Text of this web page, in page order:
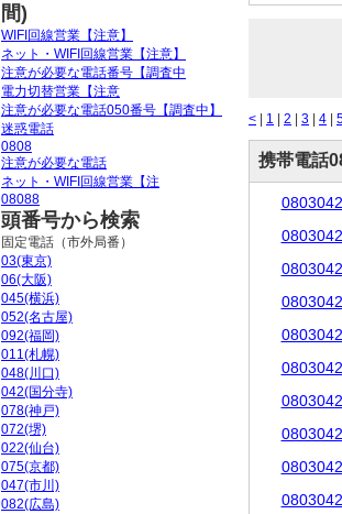
< 1 2 3 4
携帯電話
間)
WIFI回線営業【注意】
ネット・WIFI回線営業【注意】
注意が必要な電話番号【調査中
電力切替営業【注意
注意が必要な電話050番号【調査中】
迷惑電話
0808
注意が必要な電話
ネット・WIFI回線営業【注
08088
頭番号から検索
固定電話（市外局番）
03(東京)
06(大阪)
045(横浜)
052(名古屋)
092(福岡)
011(札幌)
048(川口)
042(国分寺)
078(神戸)
072(堺)
022(仙台)
075(京都)
047(市川)
082(広島)